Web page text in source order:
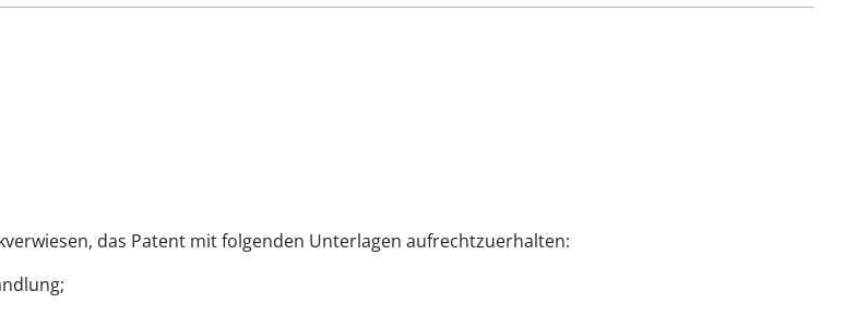
das Patent mit folgenden Unterlagen aufrechtzuerhalten: